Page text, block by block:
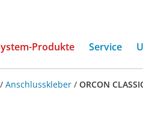
Produkte(current)
Service
/ Anschlusskleber / ORCON